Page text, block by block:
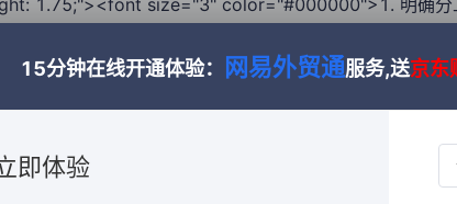
size="3" color="#000000">外贸企业应明确各个环节
效且目标一致。例如，运营团队负责提高平台流量和询
复购率。</font></div><div style="line-height:
size="3" color="#000000">2. 强化内部培
size="3" color="#000000">企业应定期组织产品知
15分钟在线开通体验： 网易外贸通服务,送京东
即体验